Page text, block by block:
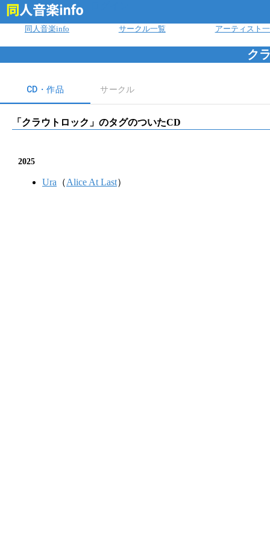
同人音楽info サークル一覧 アーティスト
ク
CD・作品 サークル
「 クラウトロック 」のタグのついたCD
2025
Ura （Alice At Last）